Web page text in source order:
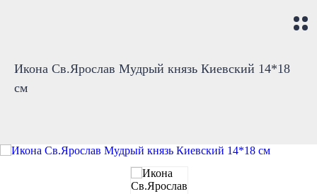
Икона Св.Ярослав Мудрый князь Киевский 14*18
см